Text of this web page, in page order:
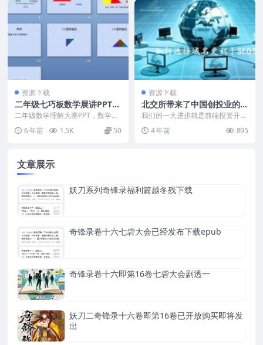
资源下载
二年级七巧板数学展讲PPT，
选择旅游而不是露营
二年级数学理解大赛PPT，数学展
讲PPT 所以如果再将音响，厨具。
便捷炉，天幕，...
6 年前 1.5K 50
资源下载
北交所带来了中国创投业的4.
0时代前端投资更被看重
我们的一大进步就是前端投资开始
投呢其实和国际上是有...
4 年前 895
文章展示
妖刀系列奇锋录福利篇越冬残下载
奇锋录卷十六七砦大会已经发布下载epub
奇锋录卷十六即第16卷七砦大会剧透一
妖刀二奇锋录十六卷即第16卷已开放购买即将发
出